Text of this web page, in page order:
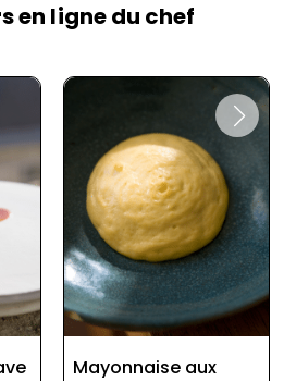
en ligne du chef
Pickles de graines de